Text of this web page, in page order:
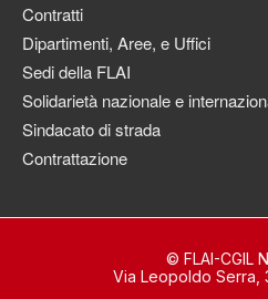
Contratti
Dipartimenti, Aree, e Uffici
Sedi della FLAI
Solidarietà nazionale e
Sindacato di strada
Contrattazione
© FLAI-CGIL
Via Leopoldo Serra,